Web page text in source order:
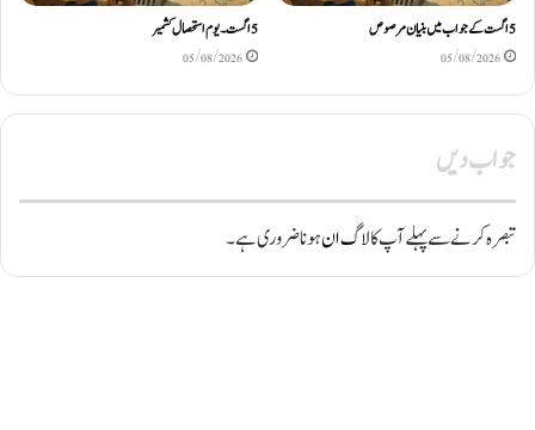
5اگست کے جواب میں بنیان مرصوص
05/08/2026
5اگست۔ یوم استحصال کشمیر
05/08/2026
جواب دیں
تبصرہ کرنے سے پہلے آپ کالاگ انہونا ضروری ہے۔